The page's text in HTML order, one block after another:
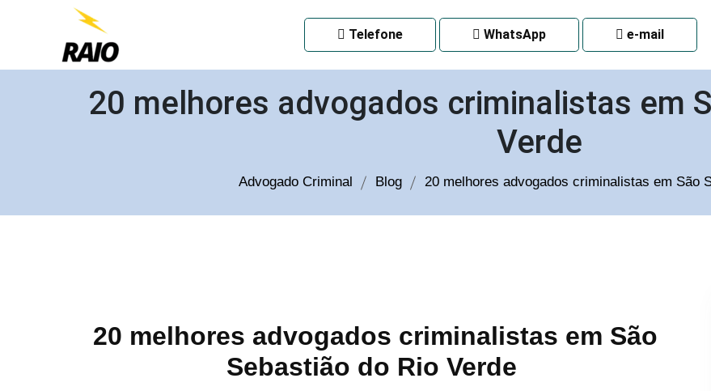
Telefone WhatsApp e-mail
20 melhores advogados criminalistas em
Verde
Advogado Criminal Blog 20 melhores advogados criminalistas em São
20 melhores advogados criminalistas em São
Sebastião do Rio Verde